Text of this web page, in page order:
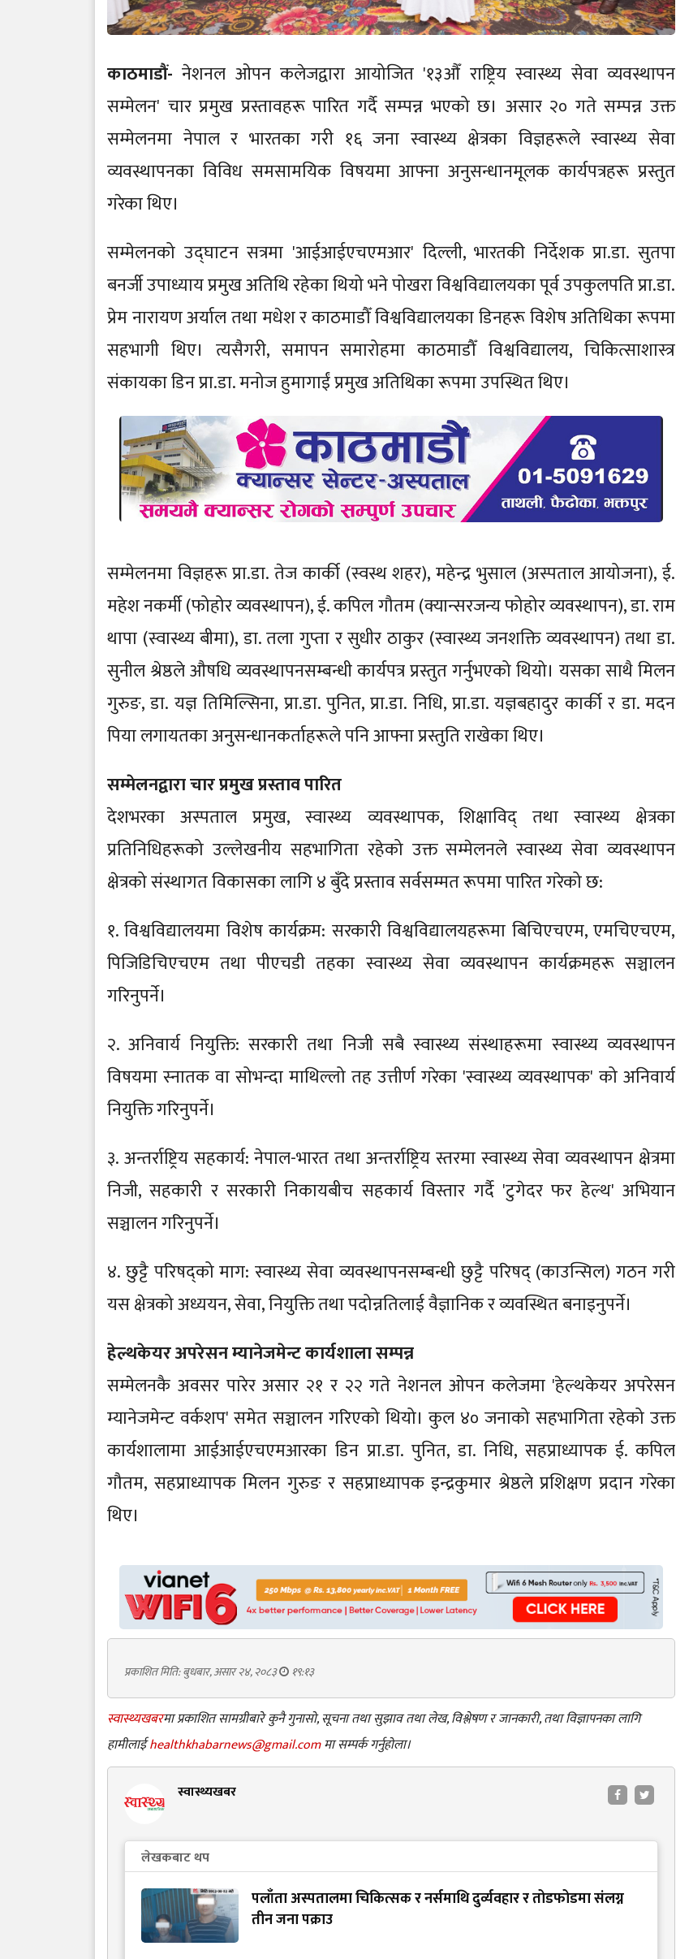
काठमाडौं- नेशनल ओपन कलेजद्वारा आयोजित '१३औँ राष्ट्रिय स्वास्थ्य सेवा व्यवस्थापन
सम्मेलन' चार प्रमुख प्रस्तावहरू पारित गर्दै सम्पन्न भएको छ। असार २० गते सम्पन्न उक्त
सम्मेलनमा नेपाल र भारतका गरी १६ जना स्वास्थ्य क्षेत्रका विज्ञहरूले स्वास्थ्य सेवा
व्यवस्थापनका विविध समसामयिक विषयमा आफ्ना अनुसन्धानमूलक कार्यपत्रहरू प्रस्तुत
गरेका थिए।
सम्मेलनको उद्घाटन सत्रमा 'आईआईएचएमआर' दिल्ली, भारतकी निर्देशक प्रा.डा. सुतपा
बनर्जी उपाध्याय प्रमुख अतिथि रहेका थियो भने पोखरा विश्वविद्यालयका पूर्व उपकुलपति प्रा.डा.
प्रेम नारायण अर्याल तथा मधेश र काठमाडौँ विश्वविद्यालयका डिनहरू विशेष अतिथिका रूपमा
सहभागी थिए। त्यसैगरी, समापन समारोहमा काठमाडौँ विश्वविद्यालय, चिकित्साशास्त्र
संकायका डिन प्रा.डा. मनोज हुमागाईं प्रमुख अतिथिका रूपमा उपस्थित थिए।
सम्मेलनमा विज्ञहरू प्रा.डा. तेज कार्की (स्वस्थ शहर), महेन्द्र भुसाल (अस्पताल आयोजना), ई.
महेश नकर्मी (फोहोर व्यवस्थापन), ई. कपिल गौतम (क्यान्सरजन्य फोहोर व्यवस्थापन), डा. राम
थापा (स्वास्थ्य बीमा), डा. तला गुप्ता र सुधीर ठाकुर (स्वास्थ्य जनशक्ति व्यवस्थापन) तथा डा.
सुनील श्रेष्ठले औषधि व्यवस्थापनसम्बन्धी कार्यपत्र प्रस्तुत गर्नुभएको थियो। यसका साथै मिलन
गुरुङ, डा. यज्ञ तिमिल्सिना, प्रा.डा. पुनित, प्रा.डा. निधि, प्रा.डा. यज्ञबहादुर कार्की र डा. मदन
पिया लगायतका अनुसन्धानकर्ताहरूले पनि आफ्ना प्रस्तुति राखेका थिए।
सम्मेलनद्वारा चार प्रमुख प्रस्ताव पारित
देशभरका अस्पताल प्रमुख, स्वास्थ्य व्यवस्थापक, शिक्षाविद् तथा स्वास्थ्य क्षेत्रका
प्रतिनिधिहरूको उल्लेखनीय सहभागिता रहेको उक्त सम्मेलनले स्वास्थ्य सेवा व्यवस्थापन
क्षेत्रको संस्थागत विकासका लागि ४ बुँदे प्रस्ताव सर्वसम्मत रूपमा पारित गरेको छ:
१. विश्वविद्यालयमा विशेष कार्यक्रम: सरकारी विश्वविद्यालयहरूमा बिचिएचएम, एमचिएचएम,
पिजिडिचिएचएम तथा पीएचडी तहका स्वास्थ्य सेवा व्यवस्थापन कार्यक्रमहरू सञ्चालन
गरिनुपर्ने।
२. अनिवार्य नियुक्ति: सरकारी तथा निजी सबै स्वास्थ्य संस्थाहरूमा स्वास्थ्य व्यवस्थापन
विषयमा स्नातक वा सोभन्दा माथिल्लो तह उत्तीर्ण गरेका 'स्वास्थ्य व्यवस्थापक' को अनिवार्य
नियुक्ति गरिनुपर्ने।
३. अन्तर्राष्ट्रिय सहकार्य: नेपाल-भारत तथा अन्तर्राष्ट्रिय स्तरमा स्वास्थ्य सेवा व्यवस्थापन क्षेत्रमा
निजी, सहकारी र सरकारी निकायबीच सहकार्य विस्तार गर्दै 'टुगेदर फर हेल्थ' अभियान
सञ्चालन गरिनुपर्ने।
४. छुट्टै परिषद्को माग: स्वास्थ्य सेवा व्यवस्थापनसम्बन्धी छुट्टै परिषद् (काउन्सिल) गठन गरी
यस क्षेत्रको अध्ययन, सेवा, नियुक्ति तथा पदोन्नतिलाई वैज्ञानिक र व्यवस्थित बनाइनुपर्ने।
हेल्थकेयर अपरेसन म्यानेजमेन्ट कार्यशाला सम्पन्न
सम्मेलनकै अवसर पारेर असार २१ र २२ गते नेशनल ओपन कलेजमा 'हेल्थकेयर अपरेसन
म्यानेजमेन्ट वर्कशप' समेत सञ्चालन गरिएको थियो। कुल ४० जनाको सहभागिता रहेको उक्त
कार्यशालामा आईआईएचएमआरका डिन प्रा.डा. पुनित, डा. निधि, सहप्राध्यापक ई. कपिल
गौतम, सहप्राध्यापक मिलन गुरुङ र सहप्राध्यापक इन्द्रकुमार श्रेष्ठले प्रशिक्षण प्रदान गरेका
थिए।
प्रकाशित मिति: बुधबार, असार २४, २०८३ १९:१३
स्वास्थ्यखबरमा प्रकाशित सामग्रीबारे कुनै गुनासो, सूचना तथा सुझाव तथा लेख, विश्लेषण र जानकारी, तथा विज्ञापनका लागि
हामीलाईhealthkhabarnews@gmail.comमा सम्पर्क गर्नुहोला।
स्वास्थ्यखबर
लेखकबाट थप
पलाँता अस्पतालमा चिकित्सक र नर्समाथि दुर्व्यवहार र तोडफोडमा संलग्न
तीन जना पक्राउ